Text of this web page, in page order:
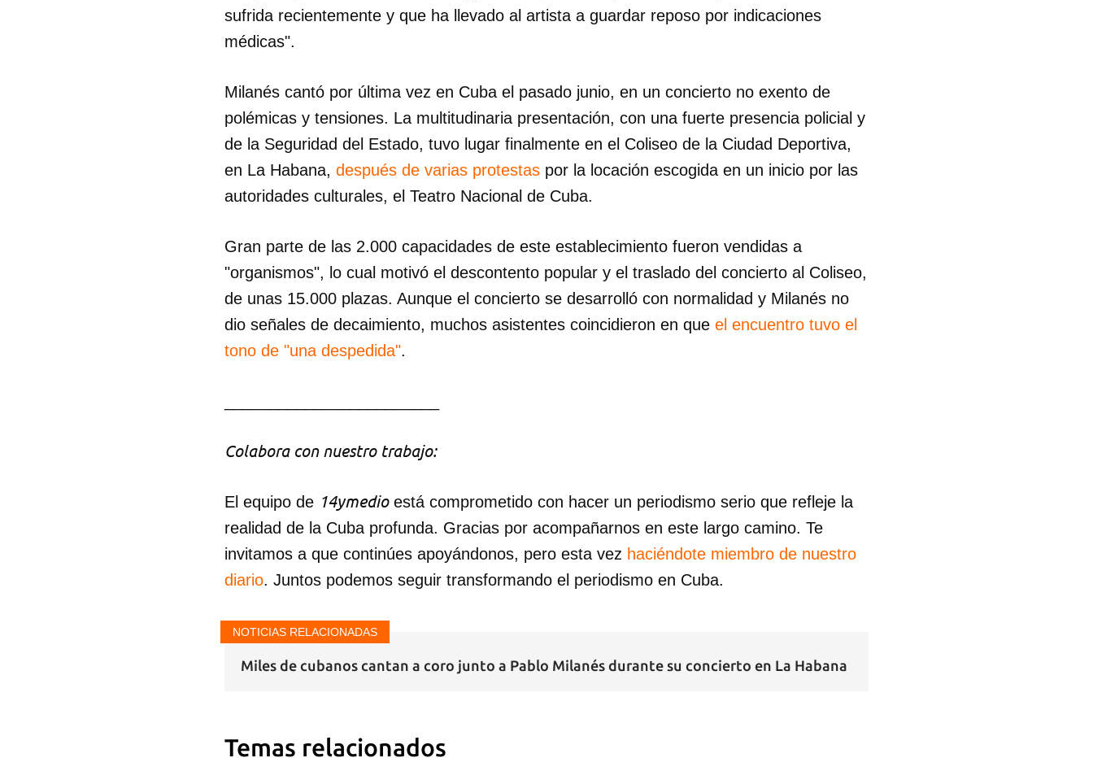
sufrida recientemente y que ha llevado al artista a guardar reposo por indicaciones
médicas".
Milanés cantó por última vez en Cuba el pasado junio, en un concierto no exento de
polémicas y tensiones. La multitudinaria presentación, con una fuerte presencia policial y
de la Seguridad del Estado, tuvo lugar finalmente en el Coliseo de la Ciudad Deportiva,
en La Habana, después de varias protestas por la locación escogida en un inicio por las
autoridades culturales, el Teatro Nacional de Cuba.
Gran parte de las 2.000 capacidades de este establecimiento fueron vendidas a
"organismos", lo cual motivó el descontento popular y el traslado del concierto al Coliseo,
de unas 15.000 plazas. Aunque el concierto se desarrolló con normalidad y Milanés no
dio señales de decaimiento, muchos asistentes coincidieron en que el encuentro tuvo el
tono de "una despedida".
Colabora con nuestro trabajo:
El equipo de 14ymedioestá comprometido con hacer un periodismo serio que refleje la
realidad de la Cuba profunda. Gracias por acompañarnos en este largo camino. Te
invitamos a que continúes apoyándonos, pero esta vez haciéndote miembro de nuestro
diario. Juntos podemos seguir transformando el periodismo en Cuba.
NOTICIAS RELACIONADAS
Miles de cubanos cantan a coro junto a Pablo Milanés durante su concierto en La Habana
Temas relacionados